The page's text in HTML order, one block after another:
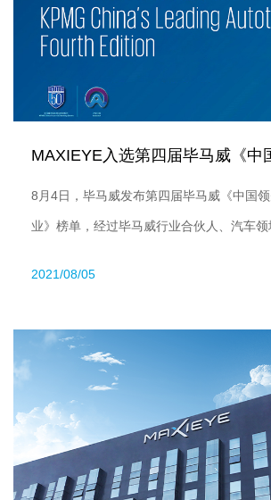
8月4日，毕马威发布第四届毕马威《中国
业》榜单，经过毕马威行业合伙人、汽车
2021/08/05